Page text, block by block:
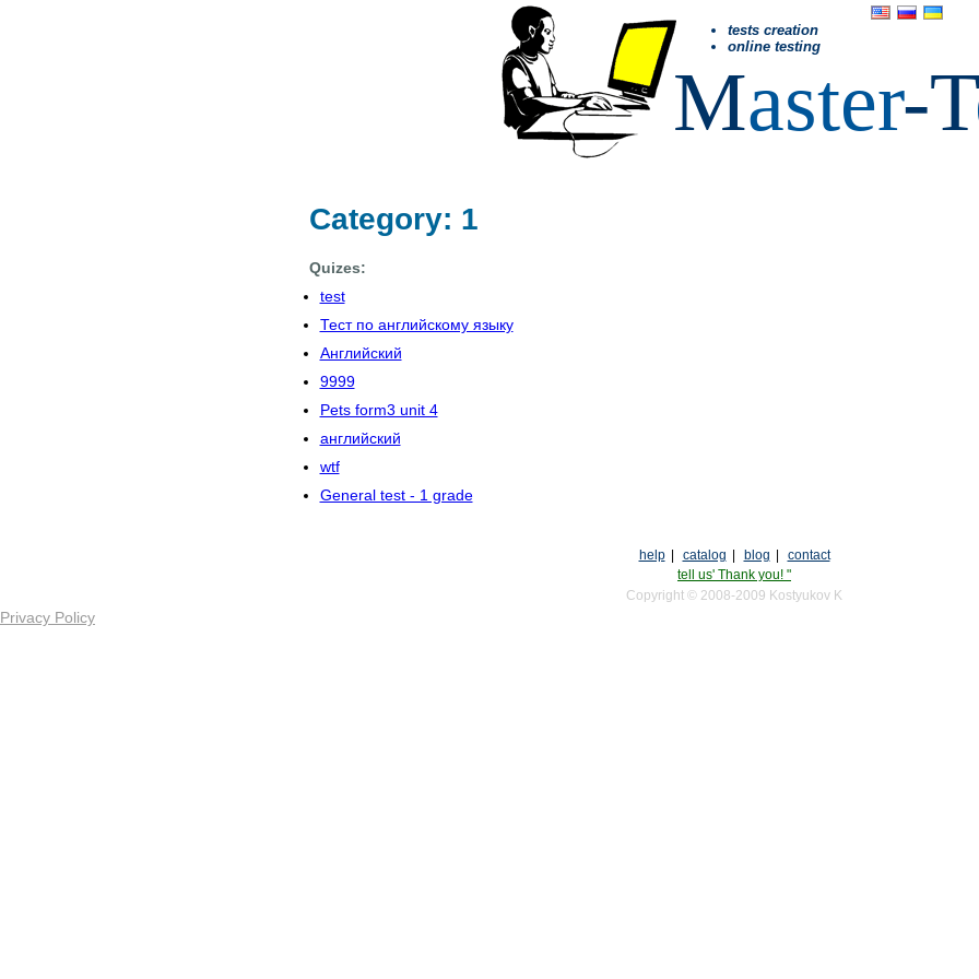
tests creation
online testing
Master-T
Category: 1
Quizes:
test
Тест по английскому языку
Английский
9999
Pets form3 unit 4
английский
wtf
​General test - 1 grade
help catalog blog
contact
tell us' Thank you! "
Copyright © 2008-2009 Kostyukov K
Privacy Policy